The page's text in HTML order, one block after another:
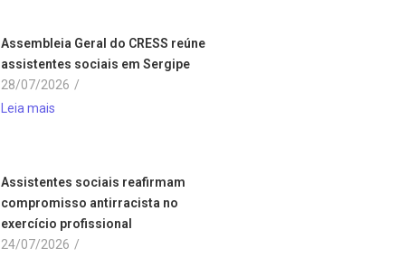
Assembleia Geral do CRESS reúne
assistentes sociais em Sergipe
28/07/2026 /
Leia mais
Assistentes sociais reafirmam
compromisso antirracista no
exercício profissional
24/07/2026 /